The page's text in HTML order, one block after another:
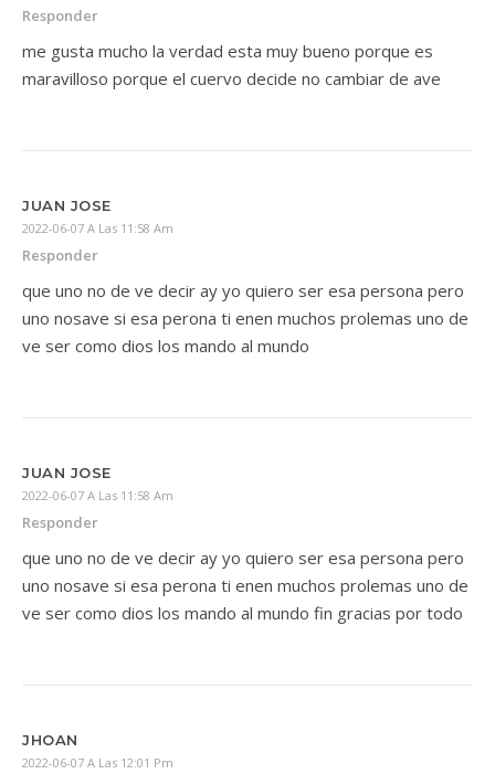
Responder
me gusta mucho la verdad esta muy bueno porque es
maravilloso porque el cuervo decide no cambiar de ave
JUAN JOSE
2022-06-07 A Las 11:58 Am
Responder
que uno no de ve decir ay yo quiero ser esa persona pero
uno nosave si esa perona ti enen muchos prolemas uno de
ve ser como dios los mando al mundo
JUAN JOSE
2022-06-07 A Las 11:58 Am
Responder
que uno no de ve decir ay yo quiero ser esa persona pero
uno nosave si esa perona ti enen muchos prolemas uno de
ve ser como dios los mando al mundo fin gracias por todo
JHOAN
2022-06-07 A Las 12:01 Pm